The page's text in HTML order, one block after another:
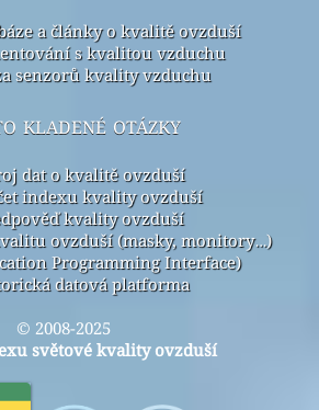
a články o kvalitě ovzduší
s kvalitou vzduchu
senzorů kvality vzduchu
kladené otázky
dat o kvalitě ovzduší
indexu kvality ovzduší
kvality ovzduší
ovzduší (masky, monitory…)
Programming Interface)
datová platforma
© 2008-2025
světové kvality ovzduší